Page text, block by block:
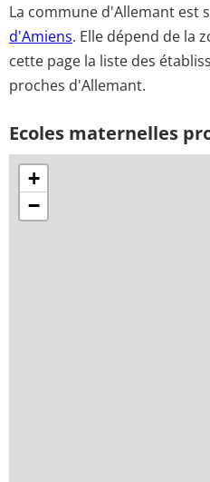
La commune d'Allemant est
d'Amiens. Elle dépend de la
cette page la liste des
proches d'Allemant.
Ecoles maternelles
+
−